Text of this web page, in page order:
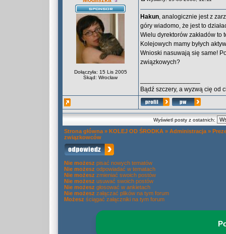
Dołączyła: 15 Lis 2005
Skąd: Wrocław
Hakun, analogicznie jest z
góry wiadomo, że jest to
Wielu dyrektorów zakładów
Kolejowych mamy byłych
Wnioski nasuwają się same!
związkowych?
Bądź szczery, a wyzwą cię od
Wyświetl posty z ostatnich:
Strona główna » KOLEJ OD ŚRODKA » Administracja »
związkowców
Nie możesz pisać nowych tematów
Nie możesz odpowiadać w tematach
Nie możesz zmieniać swoich postów
Nie możesz usuwać swoich postów
Nie możesz głosować w ankietach
Nie możesz załączać plików na tym forum
Możesz ściągać załączniki na tym forum